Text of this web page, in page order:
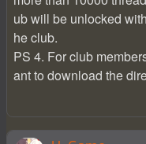
ub will be unlocked
he club.
PS 4. For club
ant to download the